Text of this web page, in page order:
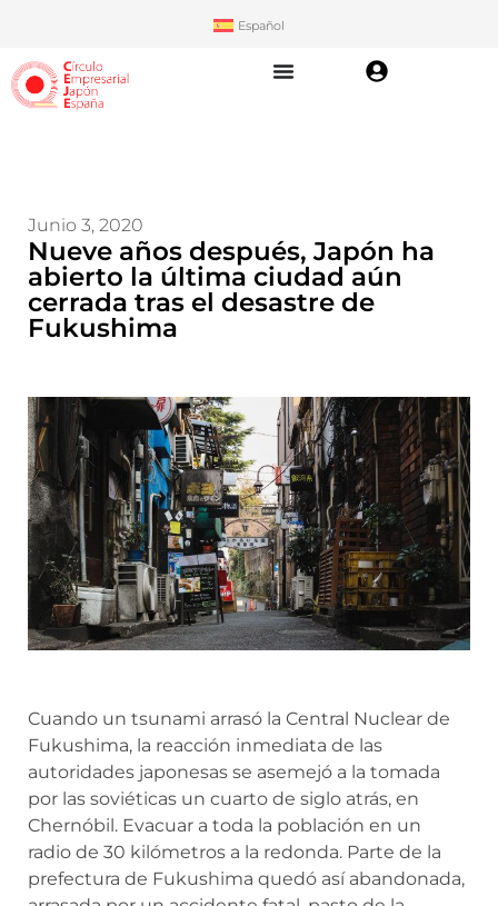
Español
Junio 3, 2020
Nueve años después, Japón ha
abierto la última ciudad aún
cerrada tras el desastre de
Fukushima
Cuando un tsunami arrasó la Central Nuclear de
Fukushima, la reacción inmediata de las
autoridades japonesas se asemejó a la tomada
por las soviéticas un cuarto de siglo atrás, en
Chernóbil. Evacuar a toda la población en un
radio de 30 kilómetros a la redonda. Parte de la
prefectura de Fukushima quedó así abandonada,